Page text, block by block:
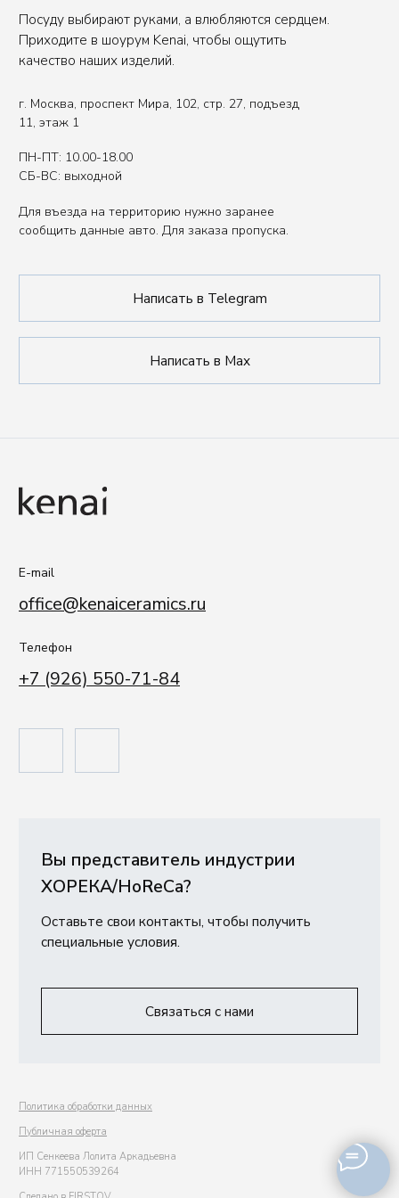
Вы представитель индустрии
ХОРЕКА/HoReCa?
специальные условия.
Политика обработки данных
Публичная оферта
Связаться с нами